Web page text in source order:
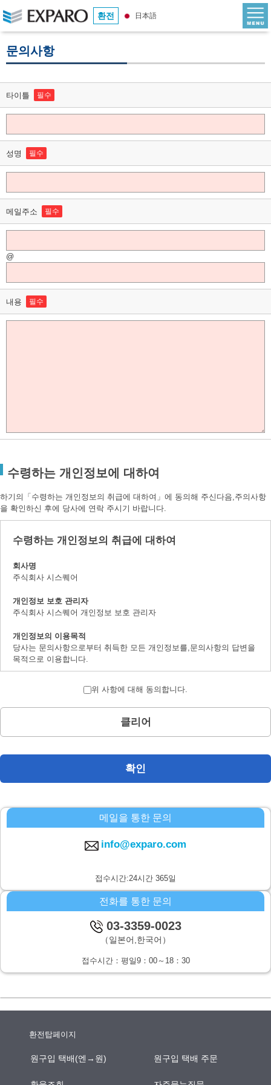
환전 日本語
문의사항
타이틀 필수
성명 필수
메일주소 필수
@
내용 필수
수령하는 개인정보에 대하여
하기의「수령하는 개인정보의 취급에 대하여」에 동의해 주신다음,주의사항
을 확인하신 후에 당사에 연락 주시기 바랍니다.
수령하는 개인정보의 취급에 대하여
회사명
주식회사 시스퀘어
개인정보 보호 관리자
주식회사 시스퀘어 개인정보 보호 관리자
개인정보의 이용목적
당사는 문의사항으로부터 취득한 모든 개인정보를,문의사항의 답변을
목적으로 이용합니다.
취득한 개인정보는 법률상에서 허가받은 경우를 제하고서,본인의 양해
를 구하지 않은채로 제삼자에 제공하지 않습니다.
계시 대상 개인정보의 계시 및 문의사항 창구에 대하여
본인으로부터의 요청에 의하여,당사가 보유하는 계시대상 개인정보의
주식회사 시스퀘어 개인정보 문의창구
E-MAIL：info@c-square.co.jp
개인정보를 입력하는데에 앞서서 주의사항
되지않을 경우가 있습니다.
쿠키나 web표시등을 통하여,본인이 쉽사리 인식하지 못하는 방법을 통
한 개인정보의 습득은 하지 않습니다.
위 사항에 대해 동의합니다.
클리어
확인
메일을 통한 문의
info@exparo.com
접수시간:24시간 365일
전화를 통한 문의
03-3359-0023
（일본어,한국어）
접수시간：평일9：00～18：30
환전탑페이지
원구입 택배(엔→원) 원구입 택배 주문